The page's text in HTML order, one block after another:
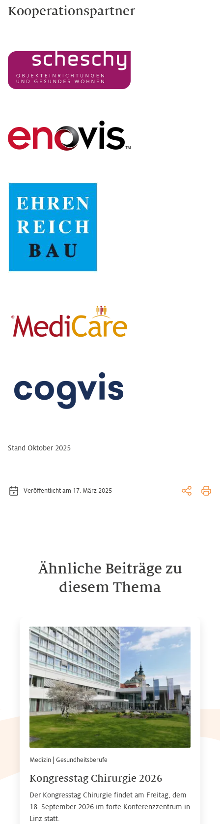
Kooperationspartner
Stand Oktober 2025
Veröffentlicht am 17. März 2025
Ähnliche Beiträge zu
diesem Thema
Medizin Gesundheitsberufe
Kongresstag Chirurgie 2026
Der Kongresstag Chirurgie findet am Freitag, dem
18. September 2026 im forte Konferenzzentrum in
Linz statt.